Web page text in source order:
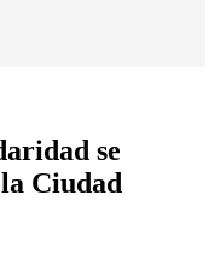
se
Ciudad